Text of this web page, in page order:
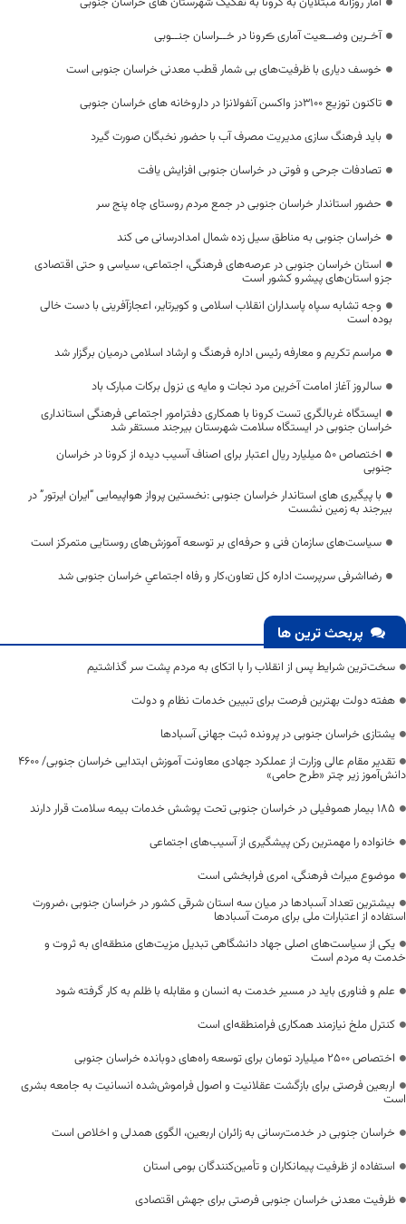
آخـرین وضــعیت آماری ڪرونا در خــراسان جنــوبی
خوسف دیاری با ظرفیت‌های بی شمار قطب معدنی خراسان جنوبی است
تاکنون توزیع ۳۱۰۰دز واکسن آنفولانزا در داروخانه های خراسان جنوبی
باید فرهنگ سازی مدیریت مصرف آب با حضور نخبگان صورت گیرد
تصادفات جرحی و فوتی در خراسان جنوبی افزایش یافت
حضور استاندار خراسان جنوبی در جمع مردم روستای چاه پنج سر
خراسان جنوبی به مناطق سیل زده شمال امدادرسانی می کند
استان خراسان جنوبی در عرصه‌های فرهنگی، اجتماعی، سیاسی و حتی اقتصادی
جزو استان‌های پیشرو کشور است
وجه تشابه سپاه پاسداران انقلاب اسلامی و کویرتایر، اعجازآفرینی با دست خالی
بوده است
مراسم تکریم و معارفه رئیس اداره فرهنگ و ارشاد اسلامی درمیان برگزار شد
سالروز آغاز امامت آخرین مرد نجات و مایه ی نزول برکات مبارک باد
ایستگاه غربالگری تست کرونا با همکاری دفترامور اجتماعی فرهنگی استانداری
خراسان جنوبی در ایستگاه سلامت شهرستان بیرجند مستقر شد
اختصاص ۵۰ میلیارد ریال اعتبار برای اصناف آسیب دیده از کرونا در خراسان
جنوبی
با پیگیری های استاندار خراسان جنوبی :نخستین پرواز هواپیمایی “ایران ایرتور” در
بیرجند به زمین نشست
سیاست‌های سازمان فنی و حرفه‌ای بر توسعه آموزش‌های روستایی متمرکز است
رضااشرفی سرپرست اداره کل تعاون،کار و رفاه اجتماعي خراسان جنوبی شد
پربحث ترین ها
سخت‌ترین شرایط پس از انقلاب را با اتکای به مردم پشت سر گذاشتیم
هفته دولت بهترین فرصت برای تبیین خدمات نظام و دولت
یشتازی خراسان جنوبی در پرونده ثبت جهانی آسبادها
تقدیر مقام عالی وزارت از عملکرد جهادی معاونت آموزش ابتدایی خراسان جنوبی/ ۴۶۰۰
دانش‌آموز زیر چتر «طرح حامی»
۱۸۵ بیمار هموفیلی در خراسان جنوبی تحت پوشش خدمات بیمه سلامت قرار دارند
خانواده را مهمترین رکن پیشگیری از آسیب‌های اجتماعی
موضوع میراث فرهنگی، امری فرابخشی است
بیشترین تعداد آسبادها در میان سه استان شرقی کشور در خراسان جنوبی ،ضرورت
استفاده از اعتبارات ملی برای مرمت آسبادها
یکی از سیاست‌های اصلی جهاد دانشگاهی تبدیل مزیت‌های منطقه‌ای به ثروت و
خدمت به مردم است
علم و فناوری باید در مسیر خدمت به انسان و مقابله با ظلم به کار گرفته شود
کنترل ملخ نیازمند همکاری فرامنطقه‌ای است
اختصاص 2500 میلیارد تومان برای توسعه راه‌های دوبانده خراسان جنوبی
اربعین فرصتی برای بازگشت عقلانیت و اصول فراموش‌شده انسانیت به جامعه بشری
است
خراسان جنوبی در خدمت‌رسانی به زائران اربعین، الگوی همدلی و اخلاص است
استفاده از ظرفیت پیمانکاران و تأمین‌کنندگان بومی استان
ظرفیت معدنی خراسان جنوبی فرصتی برای جهش اقتصادی